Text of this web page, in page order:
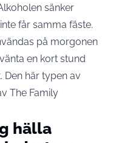
sänker
får samma fäste.
på morgonen
en kort stund
Den här typen av
The Family
hälla